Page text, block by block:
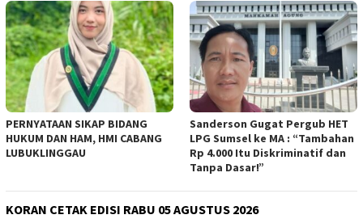
PERNYATAAN SIKAP BIDANG
HUKUM DAN HAM, HMI CABANG
LUBUKLINGGAU
Sanderson Gugat Pergub HET
LPG Sumsel ke MA : “Tambahan
Rp 4.000 Itu Diskriminatif dan
Tanpa Dasar!”
KORAN CETAK EDISI RABU 05 AGUSTUS 2026